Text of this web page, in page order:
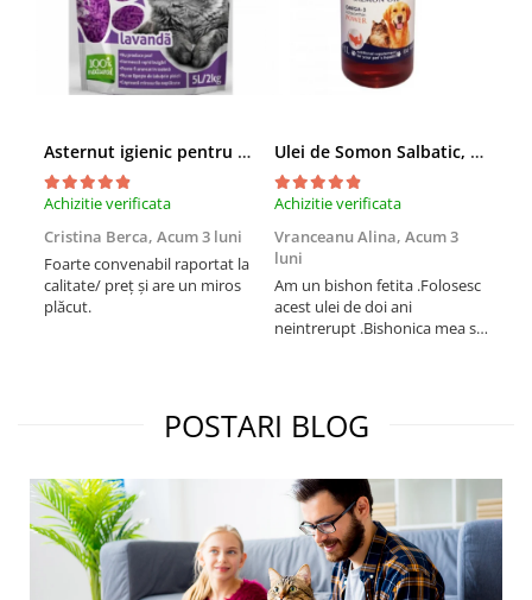
Asternut igienic pentru pisici Tofu Lavanda, Mon Petit 5 l
Achizitie verificata
Cristina Berca, Acum 3 luni
Foarte convenabil raportat la
calitate/ preț și are un miros
plăcut.
Ulei de Somon Salbatic, câini și pisici, piele si blană, BEST4PETS, 1l
Achizitie verificata
Vranceanu Alina, Acum 3
luni
Am un bishon fetita .Folosesc
acest ulei de doi ani
neintrerupt .Bishonica mea se
treia comanda recomand cu
mult drag !
POSTARI BLOG